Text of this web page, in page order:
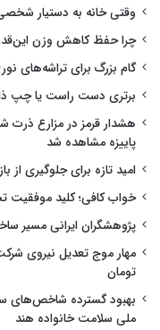
وقتی خانه به دستیار
چرا حفظ کاهش وزن
گام بزرگ برای تراشه‌های
برتری دست راست یا چپ
هشدار قرمز در مزارع ذرت
پاییزه مشاهده شد
امید تازه برای جلوگیری از
خواب کافی؛ کلید موفقیت
پژوهشگران ایرانی مسیر
تومان
بهبود گسترده شاخص‌های
ملی سلامت خانواده هند